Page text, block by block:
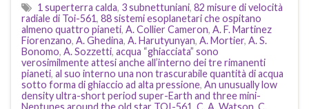
1 superterra calda, 3 subnettuniani, 82 misure di velocità
radiale di Toi-561, 88 sistemi esoplanetari che ospitano
almeno quattro pianeti, A. Collier Cameron, A. F. Martinez
Fiorenzano, A. Ghedina, A. Harutyunyan, A. Mortier, A. S.
Bonomo, A. Sozzetti, acqua “ghiacciata” sono
verosimilmente attesi anche all’interno dei tre rimanenti
pianeti, al suo interno una non trascurabile quantità di acqua
sotto forma di ghiaccio ad alta pressione, An unusually low
density ultra-short period super-Earth and three mini-
Neptunes around the old star TOI-561, C. A. Watson, C.